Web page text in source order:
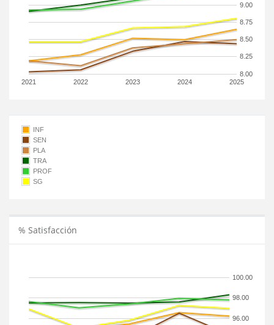
2021 2022 2023 2024 2025
8.00
8.25
8.50
8.75
9.00
INF
SEN
PLA
TRA
PROF
SG
% Satisfacción
96.00
98.00
100.00